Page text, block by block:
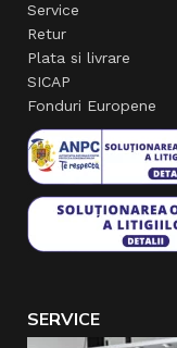
Service
Retur
Plata si livrare
SICAP
Fonduri Europene
SERVICE